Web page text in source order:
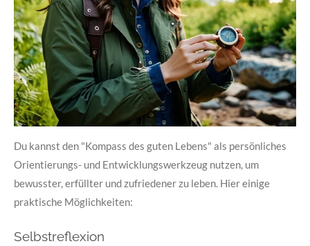
Du kannst den "Kompass des guten Lebens" als persönliches
Orientierungs- und Entwicklungswerkzeug nutzen, um
bewusster, erfüllter und zufriedener zu leben. Hier einige
praktische Möglichkeiten:
Selbstreflexion